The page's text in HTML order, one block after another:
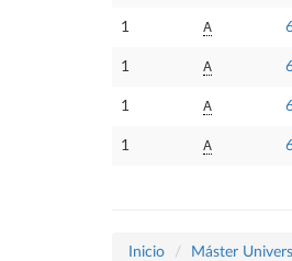
1 A
1 A
1 A
1 A
Inicio
Máster